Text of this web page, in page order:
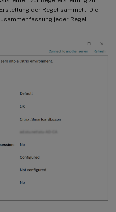
der Regel sammelt. Die
jeder Regel.